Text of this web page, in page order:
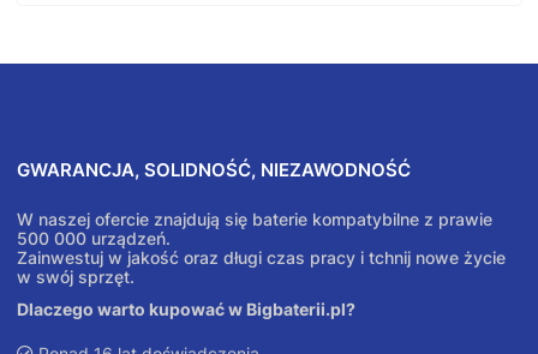
GWARANCJA, SOLIDNOŚĆ, NIEZAWODNOŚĆ
W naszej ofercie znajdują się baterie kompatybilne z prawie
500 000 urządzeń.
Zainwestuj w jakość oraz długi czas pracy i tchnij nowe życie
w swój sprzęt.
Dlaczego warto kupować w Bigbaterii.pl?